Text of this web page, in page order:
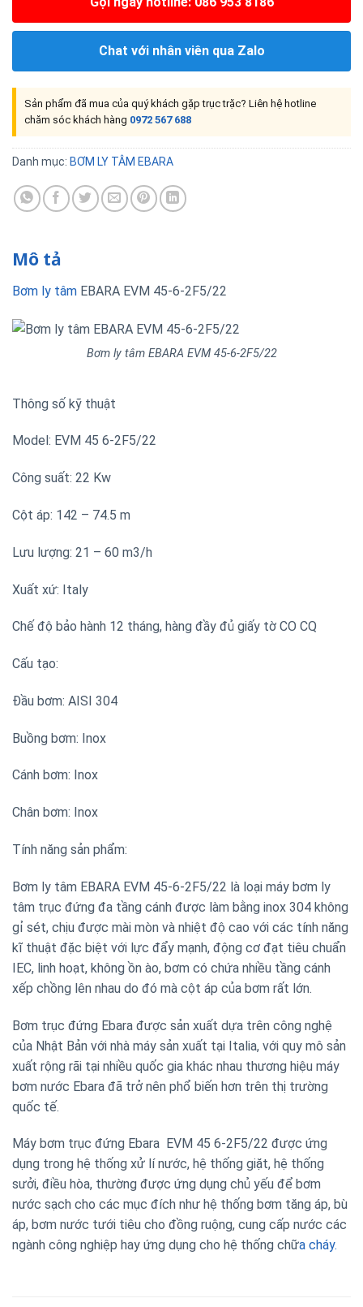
Chat với nhân viên qua Zalo
Sản phẩm đã mua của quý khách gặp trục trặc? Liên hệ hotline
chăm sóc khách hàng 0972 567 688
Danh mục: BƠM LY TÂM EBARA
Mô tả
Bơm ly tâm EBARA EVM 45-6-2F5/22
Bơm ly tâm EBARA EVM 45-6-2F5/22
Thông số kỹ thuật
Model: EVM 45 6-2F5/22
Công suất: 22 Kw
Cột áp: 142 – 74.5 m
Lưu lượng: 21 – 60 m3/h
Xuất xứ: Italy
Chế độ bảo hành 12 tháng, hàng đầy đủ giấy tờ CO CQ
Cấu tạo:
Đầu bơm: AISI 304
Buồng bơm: Inox
Cánh bơm: Inox
Chân bơm: Inox
Tính năng sản phẩm:
Bơm ly tâm EBARA EVM 45-6-2F5/22 là loại máy bơm ly
tâm trục đứng đa tầng cánh được làm bằng inox 304 không
gỉ sét, chịu được mài mòn và nhiệt độ cao với các tính năng
kĩ thuật đặc biệt với lực đẩy mạnh, động cơ đạt tiêu chuẩn
IEC, linh hoạt, không ồn ào, bơm có chứa nhiều tầng cánh
xếp chồng lên nhau do đó mà cột áp của bơm rất lớn.
Bơm trục đứng Ebara được sản xuất dựa trên công nghệ
của Nhật Bản với nhà máy sản xuất tại Italia, với quy mô sản
xuất rộng rãi tại nhiều quốc gia khác nhau thương hiệu máy
bơm nước Ebara đã trở nên phổ biến hơn trên thị trường
quốc tế.
Máy bơm trục đứng Ebara EVM 45 6-2F5/22 được ứng
dụng trong hệ thống xử lí nước, hệ thống giặt, hệ thống
sưởi, điều hòa, thường được ứng dụng chủ yếu để bơm
nước sạch cho các mục đích như hệ thống bơm tăng áp, bù
áp, bơm nước tưới tiêu cho đồng ruộng, cung cấp nước các
ngành công nghiệp hay ứng dụng cho hệ thống chữa cháy.